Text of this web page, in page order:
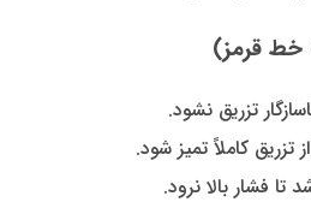
تزریق نشود.
کاملاً تمیز شود.
فشار بالا نرود.